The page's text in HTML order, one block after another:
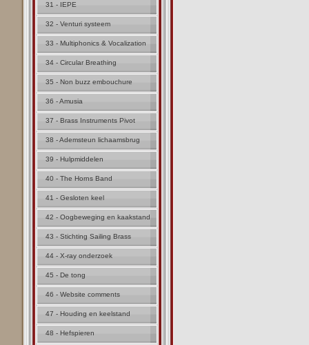
31 - IEPE
32 - Venturi systeem
33 - Multiphonics & Vocalization
34 - Circular Breathing
35 - Non buzz embouchure
36 - Amusia
37 - Brass Instruments Pivot
38 - Ademsteun lichaamsbrug
39 - Hulpmiddelen
40 - The Horns Band
41 - Gesloten keel
42 - Oogbeweging en kaakstand
43 - Stichting Sailing Brass
44 - X-ray onderzoek
45 - De tong
46 - Website comments
47 - Houding en keelstand
48 - Hefspieren